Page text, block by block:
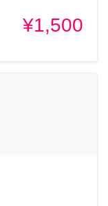
¥1,500